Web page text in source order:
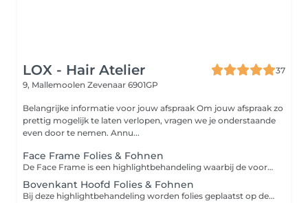
LOX - Hair Atelier
37
9, Mallemoolen Zevenaar 6901GP
Belangrijke informatie voor jouw afspraak Om jouw afspraak zo
prettig mogelijk te laten verlopen, vragen we je onderstaande
even door te nemen. Annu...
Face Frame Folies & Fohnen
De Face Frame is een highlightbehandeling waarbij de voorste lokken rondom het gezicht én een deel van de bovenkant lichter worden gekleurd. Dit geeft een frisse, heldere uitstraling en laat het gezicht mooi uitkomen, zonder het hele haar te highlighten. Behandeling & voorwaarden Bij deze behandeling wordt gebruikgemaakt van een hoogwaardige blondeer, die het haar zo goed mogelijk in conditie houdt. Indien er meer product nodig is dan vooraf begroot, kan er een toeslag worden berekend. Wil je aansluitend ook toner of geknipt worden? Boek deze behandeling na de highlights in.
Bovenkant Hoofd Folies & Fohnen
Bij deze highlightbehandeling worden folies geplaatst op de bovenkant van het haar en een deel van de zijkanten. Dit zorgt voor meer diepte, contrast en een frisse, opgelichte uitstraling, terwijl de onderkant grotendeels naturel blijft. Behandeling & voorwaarden Bij deze behandeling wordt gebruikgemaakt van een hoogwaardige blondeer, die het haar zo goed mogelijk in conditie houdt. Indien er meer product nodig is dan vooraf begroot, kan er een toeslag worden berekend. Wil je aansluitend ook toner of geknipt worden? Boek deze behandeling na de highlights in.